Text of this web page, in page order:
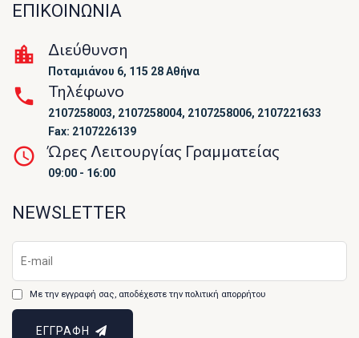
ΕΠΙΚΟΙΝΩΝΙΑ
Διεύθυνση
Ποταμιάνου 6, 115 28 Αθήνα
Τηλέφωνο
2107258003, 2107258004, 2107258006, 2107221633
Fax: 2107226139
Ώρες Λειτουργίας Γραμματείας
09:00 - 16:00
NEWSLETTER
Με την εγγραφή σας, αποδέχεστε την πολιτική απορρήτου
ΕΓΓΡΑΦΗ